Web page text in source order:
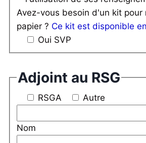
Avez-vous besoin d'un kit pour
papier ? Ce kit est disponible
Oui SVP
Adjoint au RSG
RSGA Autre
Nom